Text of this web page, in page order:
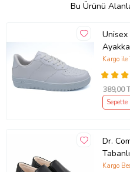
Bu Ürünü
Kargo ile
389,00
Dr.
Erkek
Kargo